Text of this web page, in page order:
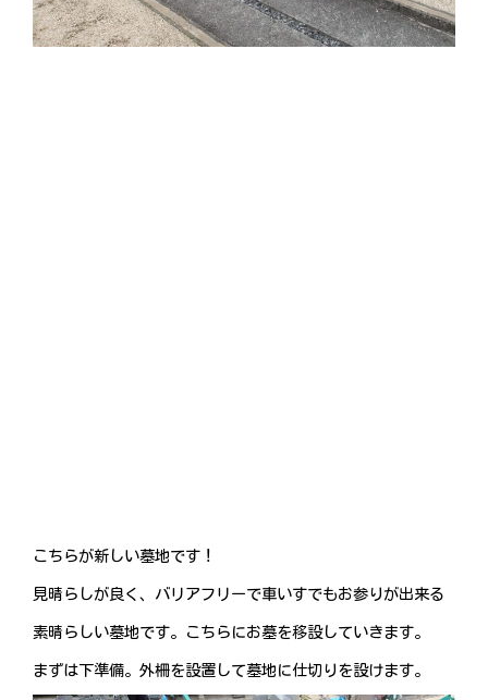
こちらが新しい墓地です！
見晴らしが良く、バリアフリーで車いすでもお参りが出来る
素晴らしい墓地です。こちらにお墓を移設していきます。
まずは下準備。外柵を設置して墓地に仕切りを設けます。